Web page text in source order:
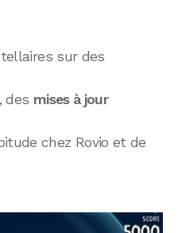
sur des
des mises à jour
chez Rovio et de